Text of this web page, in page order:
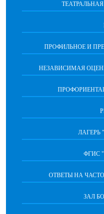
ПРОФИЛЬНОЕ И
НЕЗАВИСИМАЯ
ЛАГЕРЬ
ФГИС
ОТВЕТЫ НА
ЗАЛ